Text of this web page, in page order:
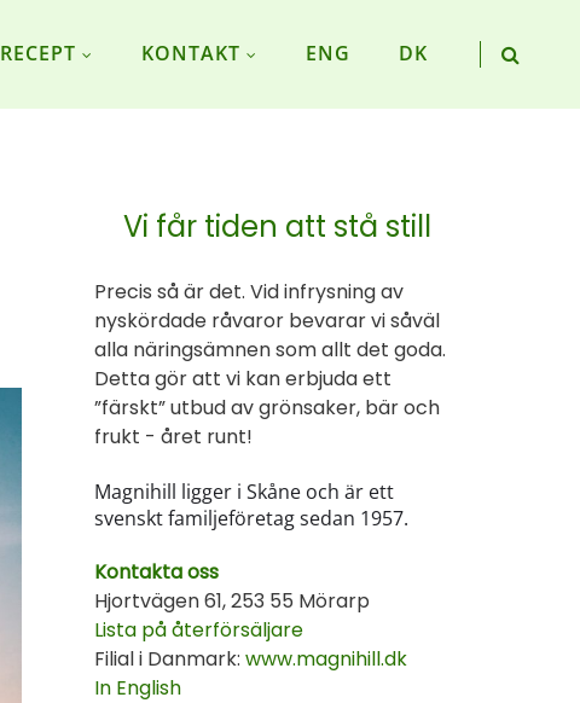
RECEPT KONTAKT ENG DK
Vi får tiden att stå still
Precis så är det. Vid infrysning av
nyskördade råvaror bevarar vi såväl
alla näringsämnen som allt det goda.
Detta gör att vi kan erbjuda ett
”färskt” utbud av grönsaker, bär och
frukt - året runt!
Magnihill ligger i Skåne och är ett
svenskt familjeföretag sedan 1957.
Kontakta oss
Hjortvägen 61, 253 55 Mörarp
Lista på återförsäljare
Filial i Danmark: www.magnihill.dk
In English